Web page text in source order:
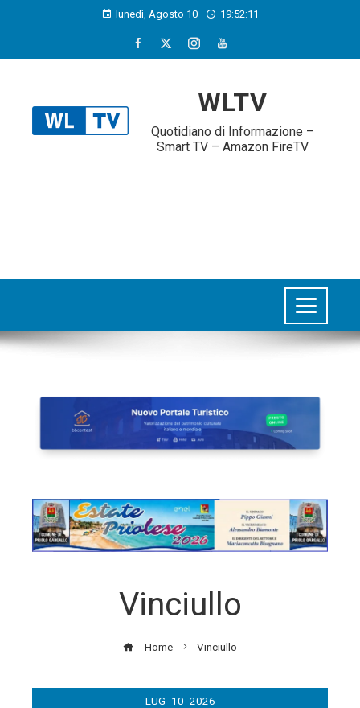
lunedì, Agosto 10 19:52:13
WLTV
Quotidiano di Informazione –
Smart TV – Amazon FireTV
Vinciullo
Home Vinciullo
LUG 10 2026